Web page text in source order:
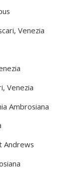
Venezia
Venezia
Ambrosiana
Andrews